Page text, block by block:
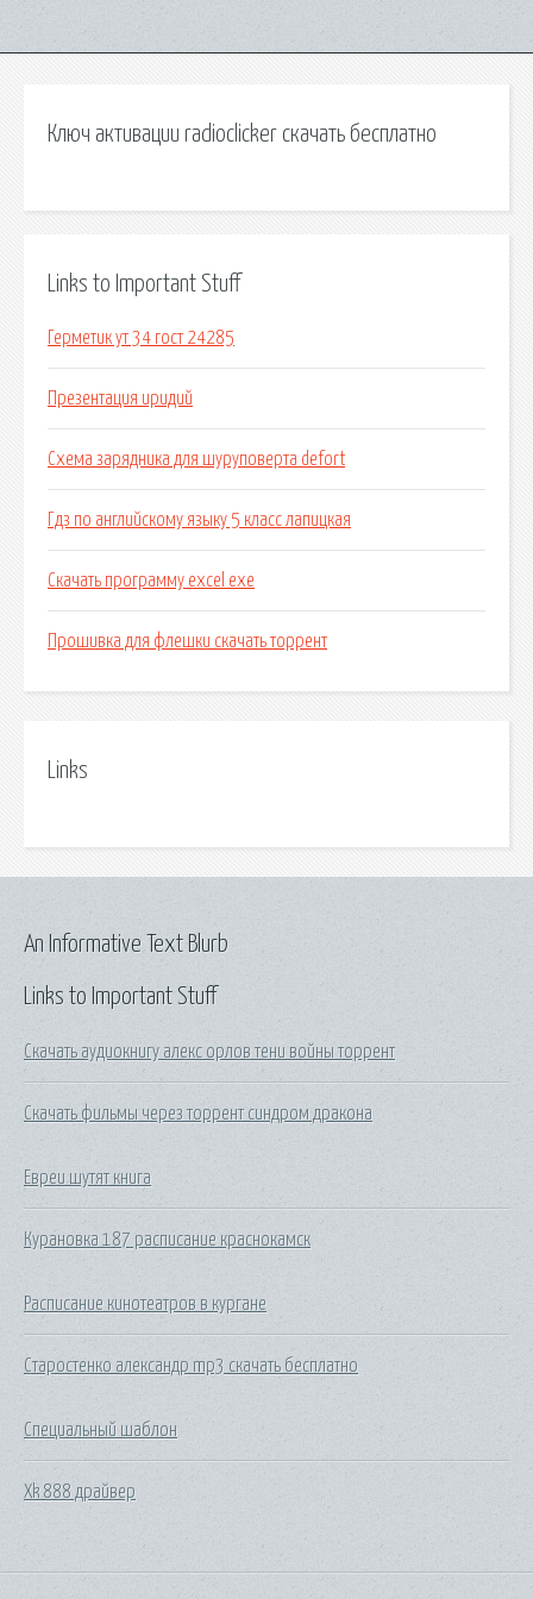
Ключ активации radioclicker скачать бесплатно
Links to Important Stuff
Герметик ут 34 гост 24285
Презентация иридий
Схема зарядника для шуруповерта defort
Гдз по английскому языку 5 класс лапицкая
Скачать программу excel exe
Прошивка для флешки скачать торрент
Links
Links to Important Stuff
Скачать аудиокнигу алекс орлов тени войны торрент
Скачать фильмы через торрент синдром дракона
Евреи шутят книга
Курановка 187 расписание краснокамск
Расписание кинотеатров в кургане
Старостенко александр mp3 скачать бесплатно
Специальный шаблон
Xk 888 драйвер
An Informative Text Blurb